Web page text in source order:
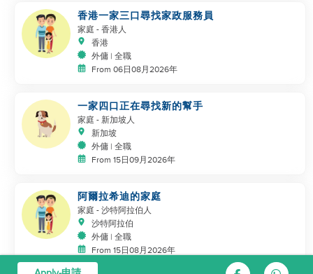
香港一家三口尋找家政服務員
家庭 - 香港人
香港
外傭 | 全職
From 06日08月2026年
一家四口正在尋找新的幫手
家庭 - 新加坡人
新加坡
外傭 | 全職
From 15日09月2026年
阿爾拉希迪的家庭
家庭 - 沙特阿拉伯人
沙特阿拉伯
外傭 | 全職
From 15日08月2026年